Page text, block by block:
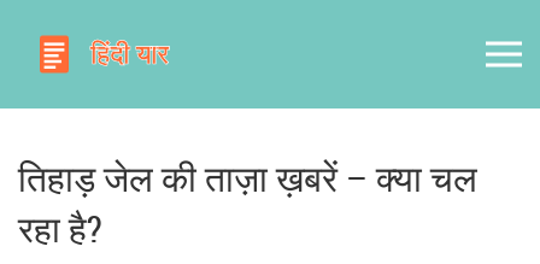
तिहाड़ जेल की ताज़ा ख़बरें – क्या चल
रहा है?